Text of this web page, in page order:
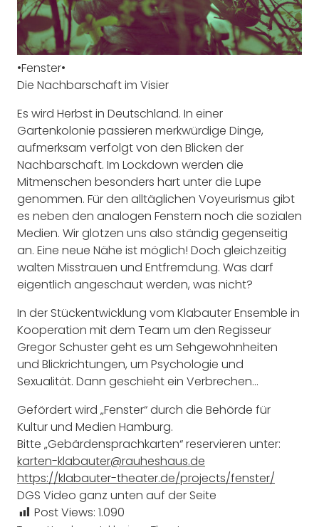
•Fenster•
Die Nachbarschaft im Visier
Es wird Herbst in Deutschland. In einer
Gartenkolonie passieren merkwürdige Dinge,
aufmerksam verfolgt von den Blicken der
Nachbarschaft. Im Lockdown werden die
Mitmenschen besonders hart unter die Lupe
genommen. Für den alltäglichen Voyeurismus gibt
es neben den analogen Fenstern noch die sozialen
Medien. Wir glotzen uns also ständig gegenseitig
an. Eine neue Nähe ist möglich! Doch gleichzeitig
walten Misstrauen und Entfremdung. Was darf
eigentlich angeschaut werden, was nicht?
In der Stückentwicklung vom Klabauter Ensemble in
Kooperation mit dem Team um den Regisseur
Gregor Schuster geht es um Sehgewohnheiten
und Blickrichtungen, um Psychologie und
Sexualität. Dann geschieht ein Verbrechen…
Gefördert wird „Fenster“ durch die Behörde für
Kultur und Medien Hamburg.
Bitte „Gebärdensprachkarten“ reservieren unter:
karten-klabauter@rauheshaus.de
https://klabauter-theater.de/projects/fenster/
DGS Video ganz unten auf der Seite
Post Views: 1.090